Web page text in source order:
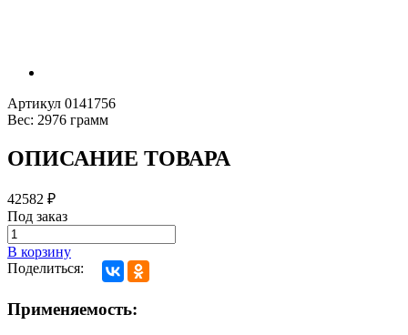
Артикул 0141756
Вес: 2976 грамм
ОПИСАНИЕ ТОВАРА
42582 ₽
Под заказ
В корзину
Поделиться:
Применяемость: